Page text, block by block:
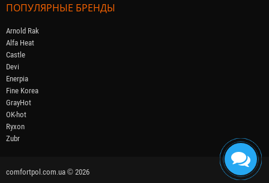
ПОПУЛЯРНЫЕ БРЕНДЫ
Arnold Rak
Alfa Heat
Castle
Devi
Enerpia
Fine Korea
GrayHot
OK-hot
Ryxon
Zubr
comfortpol.com.ua © 2026